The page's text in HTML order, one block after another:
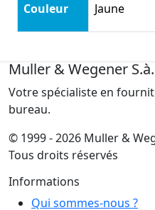
Couleur Jaune
Muller & Wegener
Votre spécialiste en
bureau.
© 1999 - 2026 Muller &
Tous droits réservés
Informations
Qui sommes-nous ?